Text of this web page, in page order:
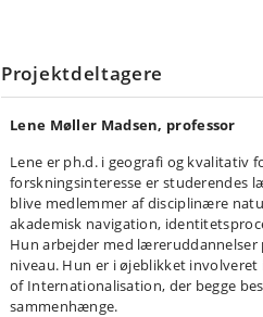
Projektdeltagere
Lene Møller Madsen, professor
Lene er ph.d. i geografi og kvalitativ
forskningsinteresse er studerendes
blive medlemmer af disciplinære
akademisk navigation,
Hun arbejder med læreruddannelser
niveau. Hun er i øjeblikket involveret
of Internationalisation, der begge
sammenhænge.